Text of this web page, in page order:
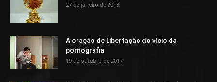
27 de janeiro de 2018
A oração de Libertação do vício da
pornografia
19 de outubro de 2017